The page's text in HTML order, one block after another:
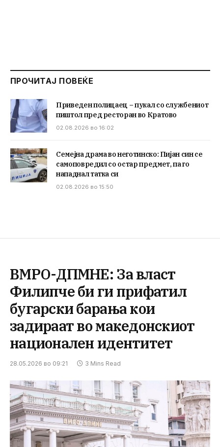
ПРОЧИТАЈ ПОВЕЌЕ
Приведен полицаец – пукал со службениот
пиштол пред ресторан во Кратово
02.08.2026 во 16:02
Семејна драма во неготинско: Пијан син се
самоповредил со остар предмет, па го
нападнал татка си
02.08.2026 во 15:50
ВМРО-ДПМНЕ: За власт
Филипче би ги прифатил
бугарски барања кои
задираат во македонскиот
национален идентитет
28.05.2026 во 09:21 3 Mins Read